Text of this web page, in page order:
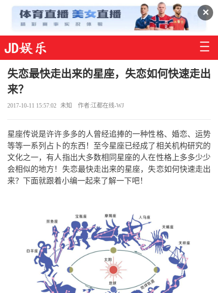
✕
失恋最快走出来的星座，失恋如何快速走出
来？
2017-10-11 15:57:02 未知 作者:江都在线-WJ
星座传说是许许多多的人曾经追捧的一种性格、婚恋、运势
等等一系列占卜的东西！至今星座已经成了相关机构研究的
文化之一，有人指出大多数相同星座的人在性格上多多少少
会相似的地方！失恋最快走出来的星座，失恋如何快速走出
来？下面就跟着小编一起来了解一下吧！